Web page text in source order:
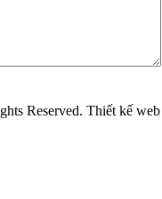
Reserved. Thiết kế